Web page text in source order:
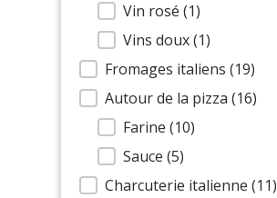
Vin rosé(1)
Vins doux(1)
Fromages italiens(19)
Autour de la pizza(16)
Farine(10)
Sauce(5)
Charcuterie italienne(11)